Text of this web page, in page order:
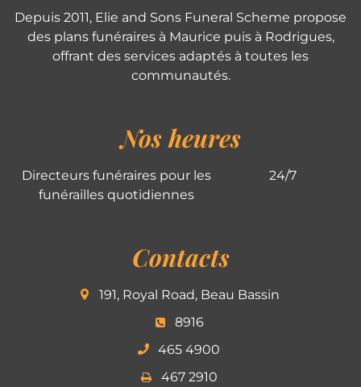
Depuis 2011, Elie and Sons Funeral Scheme propose
des plans funéraires à Maurice puis à Rodrigues,
offrant des services adaptés à toutes les
communautés.
Nos heures
Directeurs funéraires pour les
funérailles quotidiennes
24/7
Contacts
191, Royal Road, Beau Bassin
8916
465 4900
467 2910